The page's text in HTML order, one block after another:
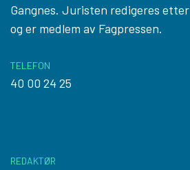
Gangnes. Juristen redigeres etter
og er medlem av Fagpressen.
TELEFON
40 00 24 25
REDAKTØR